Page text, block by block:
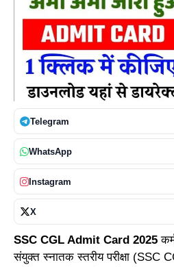
Telegram
WhatsApp
Instagram
X
SSC CGL Admit Card 2025
संयुक्त स्नातक स्तरीय परीक्षा (SSC